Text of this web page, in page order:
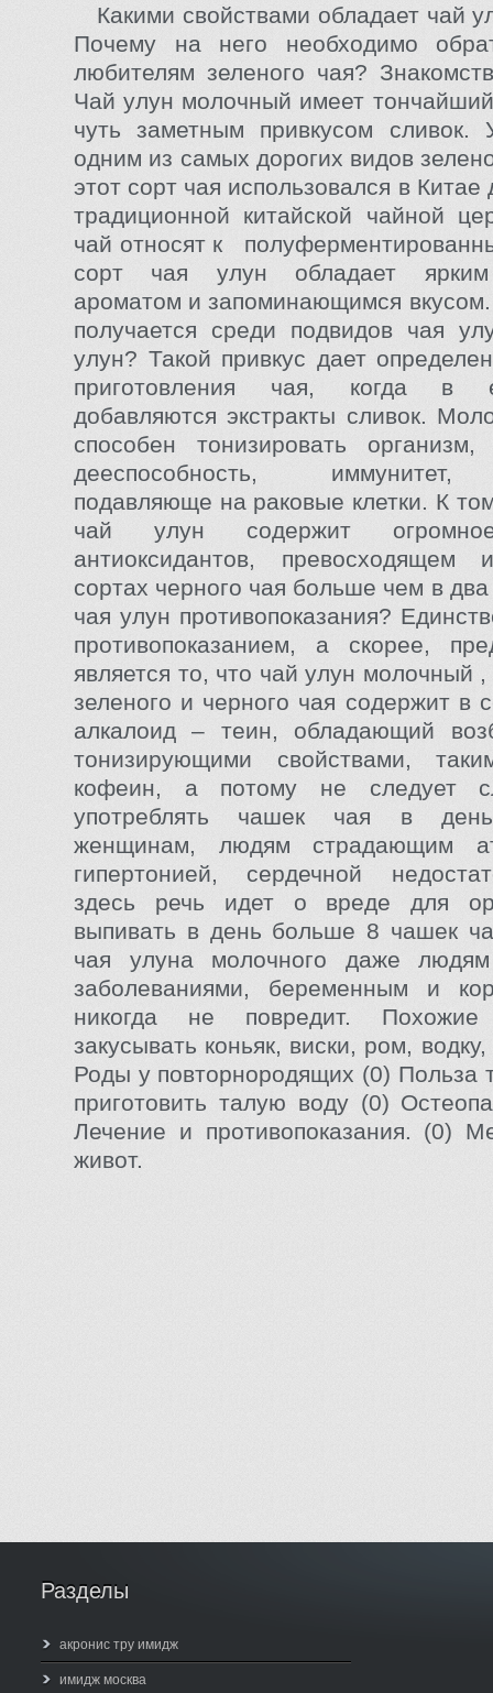
Какими свойствами обладает чай
Почему на него необходимо
любителям зеленого чая?
Чай улун молочный имеет тончайший
чуть заметным привкусом сливок.
одним из самых дорогих видов
этот сорт чая использовался в Китае
традиционной китайской чайной
чай относят к
сорт чая улун обладает
ароматом и запоминающимся
получается среди подвидов чая
улун? Такой привкус дает
приготовления чая, когда в
добавляются экстракты сливок.
способен тонизировать
дееспособность, иммунитет,
подавляюще на раковые клетки. К
чай улун содержит
антиоксидантов,
сортах черного чая больше чем в
чая улун противопоказания?
противопоказанием, а скорее,
является то, что чай улун молочный ,
зеленого и черного чая содержит в
алкалоид – теин, обладающий
тонизирующими свойствами,
кофеин, а потому не следует
употреблять чашек чая в
женщинам, людям страдающим
гипертонией, сердечной
здесь речь идет о вреде для
выпивать в день больше 8 чашек
чая улуна молочного даже
заболеваниями, беременным и
никогда не повредит.
закусывать коньяк, виски, ром,
Роды у повторнородящих (0) Польза
приготовить талую воду (0)
Лечение и противопоказания. (0)
живот.
Разделы
акронис тру имидж
имидж москва